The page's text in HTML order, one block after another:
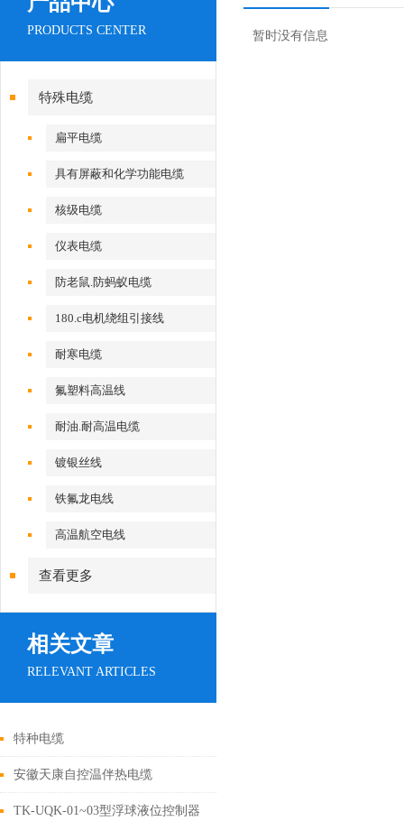
PRODUCTS CENTER
特殊电缆
扁平电缆
具有屏蔽和化学功能电缆
核级电缆
仪表电缆
防老鼠.防蚂蚁电缆
180.c电机绕组引接线
耐寒电缆
氟塑料高温线
耐油.耐高温电缆
镀银丝线
铁氟龙电线
高温航空电线
查看更多
相关文章
RELEVANT ARTICLES
特种电缆
安徽天康自控温伴热电缆
TK-UQK-01~03型浮球液位控制器
暂时没有信息